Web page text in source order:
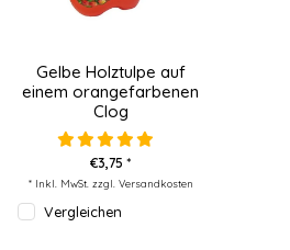
Gelbe Holztulpe auf
einem orangefarbenen
Clog
€3,75 *
* Inkl. MwSt. zzgl. Versandkosten
Vergleichen